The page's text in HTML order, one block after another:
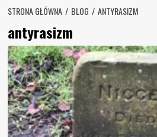
STRONA GŁÓWNA BLOG ANTYRASIZM
antyrasizm